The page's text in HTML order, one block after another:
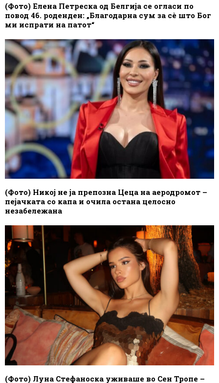
(Фото) Елена Петреска од Белгија се огласи по
повод 46. роденден: „Благодарна сум за сè што Бог
ми испрати на патот“
(Фото) Никој не ја препозна Цеца на аеродромот –
пејачката со капа и очила остана целосно
незабележана
(Фото) Луна Стефаноска уживаше во Сен Тропе –